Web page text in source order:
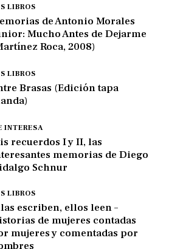
LIBROS
de Antonio Morales
Mucho Antes de Dejarme
Roca, 2008)
LIBROS
Brasas (Edición tapa
INTERESA
recuerdos I y II, las
memorias de Diego
Schnur
LIBROS
escriben, ellos leen –
de mujeres contadas
mujeres y comentadas por